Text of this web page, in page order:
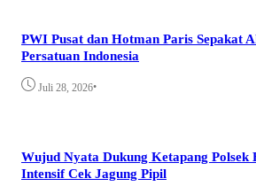
PWI Pusat dan Hotman Paris Sepakat
Persatuan Indonesia
Juli 28, 2026•
Wujud Nyata Dukung Ketapang Polsek
Intensif Cek Jagung Pipil